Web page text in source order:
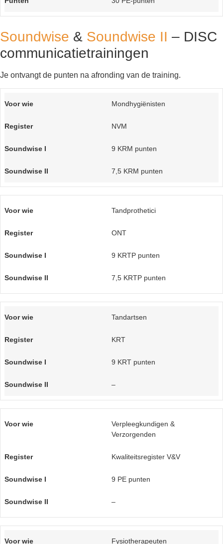
Soundwise & Soundwise II – DISC
communicatietrainingen
Je ontvangt de punten na afronding van de training.
Mondhygiënisten
NVM
9 KRM punten
7,5 KRM punten
Tandprothetici
ONT
9 KRTP punten
7,5 KRTP punten
Tandartsen
KRT
9 KRT punten
–
Verpleegkundigen &
Verzorgenden
Kwaliteitsregister V&V
9 PE punten
–
Fysiotherapeuten